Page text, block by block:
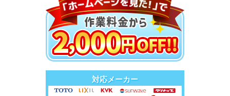
対応メーカー